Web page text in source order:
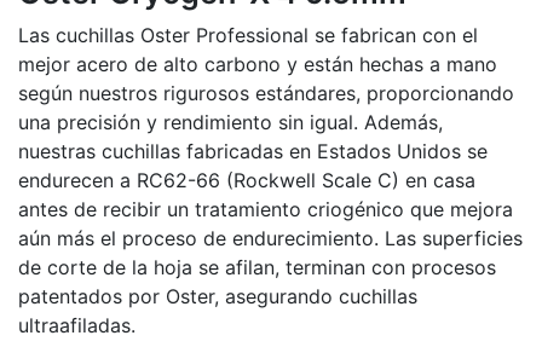
Las cuchillas Oster Professional se fabrican con el
mejor acero de alto carbono y están hechas a mano
según nuestros rigurosos estándares, proporcionando
una precisión y rendimiento sin igual. Además,
nuestras cuchillas fabricadas en Estados Unidos se
endurecen a RC62-66 (Rockwell Scale C) en casa
antes de recibir un tratamiento criogénico que mejora
aún más el proceso de endurecimiento. Las superficies
de corte de la hoja se afilan, terminan con procesos
patentados por Oster, asegurando cuchillas
ultraafiladas.